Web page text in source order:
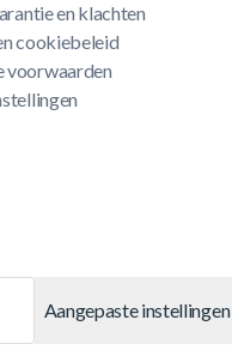
Aangepaste instellingen
en klachten
cookiebeleid
voorwaarden